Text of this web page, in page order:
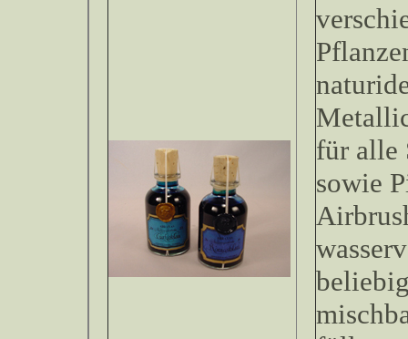
für alle
sowie